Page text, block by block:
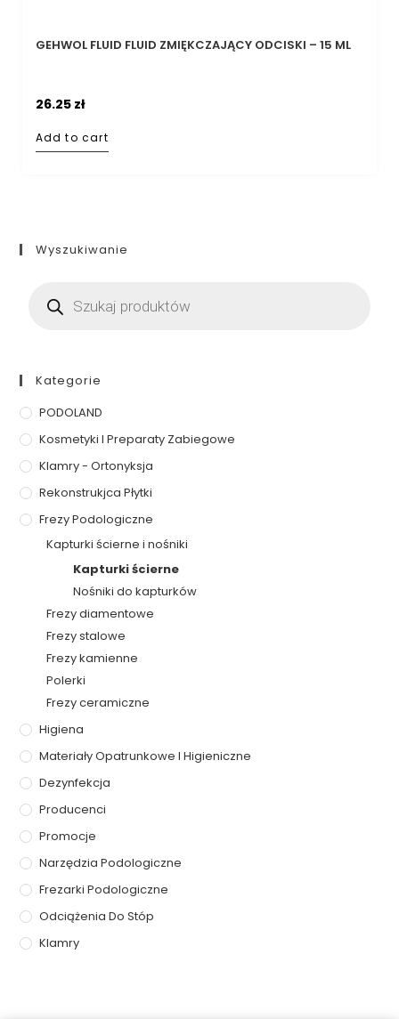
GEHWOL FLUID FLUID ZMIĘKCZAJĄCY ODCISKI – 15 ML
26.25 zł
Add to cart
Wyszukiwanie
Kategorie
PODOLAND
Kosmetyki I Preparaty Zabiegowe
Klamry - Ortonyksja
Rekonstrukjca Płytki
Frezy Podologiczne
Kapturki ścierne i nośniki
Kapturki ścierne
Nośniki do kapturków
Frezy diamentowe
Frezy stalowe
Frezy kamienne
Polerki
Frezy ceramiczne
Higiena
Materiały Opatrunkowe I Higieniczne
Dezynfekcja
Producenci
Promocje
Narzędzia Podologiczne
Frezarki Podologiczne
Odciążenia Do Stóp
Klamry